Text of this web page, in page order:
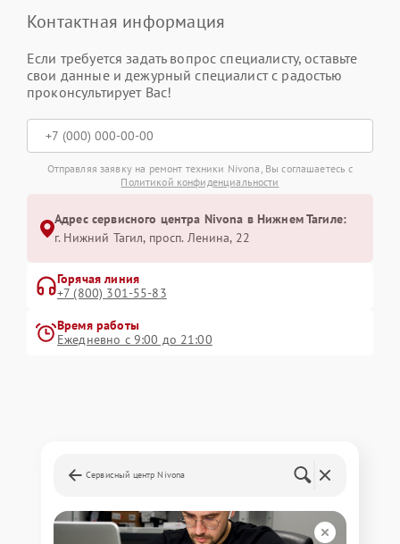
Контактная информация
Если требуется задать вопрос специалисту, оставьте
свои данные и дежурный специалист с радостью
проконсультирует Вас!
Отправляя заявку на ремонт техники Nivona, Вы соглашаетесь с
Политикой конфиденциальности
Адрес сервисного центра Nivona в Нижнем Тагиле:
г. Нижний Тагил, просп. Ленина, 22
Горячая линия
+7 (800) 301-55-83
Время работы
Ежедневно с 9:00 до 21:00
Сервисный центр Nivona